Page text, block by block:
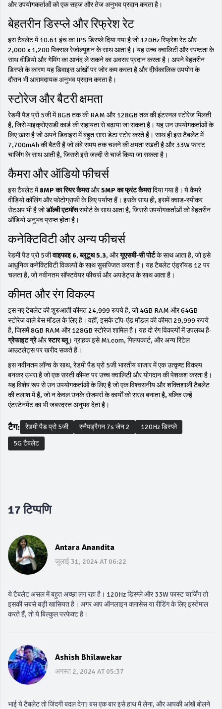
और उपयोगकर्ताओं को एक सहज और तेज अनुभव प्रदान करता है।
बेहतरीन डिस्प्ले और रिफ्रेश रेट
इस टैबलेट में 10.61 इंच का IPS डिस्प्ले दिया गया है जो 120Hz रिफ्रेश रेट और
2,000 x 1,200 पिक्सल रेजोल्यूशन के साथ आता है। यह उच्च क्वालिटी और स्पष्टता के
साथ वीडियो और गेमिंग का आनंद ले सकने का अवसर प्रदान करता है। अपने बेहतरीन
डिस्प्ले के कारण यह डिवाइस आंखों पर जोर कम करता है और दीर्घकालिक उपयोग के
दौरान भी आरामदायक अनुभव प्रदान करता है।
स्टोरेज और बैटरी क्षमता
रेडमी पैड प्रो 5जी में 8GB तक की RAM और 128GB तक की इंटरनल स्टोरेज मिलती
है, जिसे माइक्रोएसडी कार्ड की सहायता से बढ़ाया जा सकता है। यह उन उपयोगकर्ताओं के
लिए खास है जो अपने डिवाइस में बहुत सारा डेटा स्टोर करते हैं। साथ ही इस टैबलेट में
7,700mAh की बैटरी है जो लंबे समय तक चलने की क्षमता रखती है और 33W फास्ट
चार्जिंग के साथ आती है, जिससे इसे जल्दी से चार्ज किया जा सकता है।
कैमरा और ऑडियो फीचर्स
इस टैबलेट में8MP का रियर कैमराऔर5MP का फ्रंट कैमरादिया गया है। ये कैमरे
वीडियो कॉलिंग और फोटोग्राफी के लिए पर्याप्त हैं। इसके साथ ही, इसमें क्वाड-स्पीकर
सेटअप भी है जोडॉल्बी एटमॉससपोर्ट के साथ आता है, जिससे उपयोगकर्ताओं को बेहतरीन
ऑडियो अनुभव प्राप्त होता है।
कनेक्टिविटी और अन्य फीचर्स
रेडमी पैड प्रो 5जीवाइफाइ 6,ब्लूटूथ 5.3, औरयूएसबी-सी पोर्टके साथ आता है, जो इसे
आधुनिक कनेक्टिविटी विकल्पों के साथ सुसज्जित करता है। यह टैबलेट एंड्रॉयड 12 पर
चलता है, जो नवीनतम सॉफ्टवेयर फीचर्स और अपडेट्स के साथ आता है।
कीमत और रंग विकल्प
इस नए टैबलेट की शुरुआती कीमत 24,999 रुपये है, जो 4GB RAM और 64GB
स्टोरेज वाले बेस मॉडल के लिए है। वहीं, इसके टॉप-एंड मॉडल की कीमत 29,999 रुपये
है, जिसमें 8GB RAM और 128GB स्टोरेज शामिल है। यह दो रंग विकल्पों में उपलब्ध है-
ग्रेफाइट ग्रेऔरस्टार ब्लू। ग्राहक इसे Mi.com, फ्लिपकार्ट, और अन्य रिटेल
आउटलेट्स पर खरीद सकते हैं।
इस नवीनतम लॉन्च के साथ, रेडमी पैड प्रो 5जी भारतीय बाजार में एक उत्कृष्ट विकल्प
बनकर उभरा है जो एक सस्ती कीमत पर उच्च क्वालिटी और योगदान की पेशकश करता है।
यह विशेष रूप से उन उपयोगकर्ताओं के लिए है जो एक विश्वसनीय और शक्तिशाली टैबलेट
की तलाश में हैं, जो न केवल उनके रोजमर्रा के कार्यों को सरल बनाता है, बल्कि उन्हें
एंटरटेनमेंट का भी जबरदस्त अनुभव देता है।
टैग: रेडमी पैड प्रो 5जी स्नैपड्रैगन 7s जेन 2
120Hz डिस्प्ले
5G टैबलेट
17 टिप्पणि
Antara Anandita
जुलाई 31, 2024 AT 06:22
ये टैबलेट असल में बहुत अच्छा लग रहा है। 120Hz डिस्प्ले और 33W फास्ट चार्जिंग तो
इसकी सबसे बड़ी खासियत है। अगर आप ऑनलाइन क्लासेस या रीडिंग के लिए इस्तेमाल
करते हैं, तो ये बिल्कुल परफेक्ट है।
Ashish Bhilawekar
अगस्त 2, 2024 AT 05:37
भाई ये टैबलेट तो जिंदगी बदल देगा! बस एक बार इसे हाथ में लेना, और आपकी आंखें बोलने